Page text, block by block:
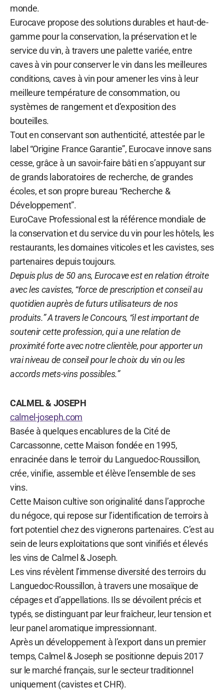
monde.
Eurocave propose des solutions durables et haut-de-
gamme pour la conservation, la préservation et le
service du vin, à travers une palette variée, entre
caves à vin pour conserver le vin dans les meilleures
conditions, caves à vin pour amener les vins à leur
meilleure température de consommation, ou
systèmes de rangement et d’exposition des
bouteilles.
Tout en conservant son authenticité, attestée par le
label “Origine France Garantie”, Eurocave innove sans
cesse, grâce à un savoir-faire bâti en s’appuyant sur
de grands laboratoires de recherche, de grandes
écoles, et son propre bureau “Recherche &
Développement”.
EuroCave Professional est la référence mondiale de
la conservation et du service du vin pour les hôtels, les
restaurants, les domaines viticoles et les cavistes, ses
partenaires depuis toujours.
Depuis plus de 50 ans, Eurocave est en relation étroite
avec les cavistes, “force de prescription et conseil au
quotidien auprès de futurs utilisateurs de nos
produits.” A travers le Concours, “il est important de
soutenir cette profession, qui a une relation de
proximité forte avec notre clientèle, pour apporter un
vrai niveau de conseil pour le choix du vin ou les
accords mets-vins possibles.”
CALMEL & JOSEPH
calmel-joseph.com
Basée à quelques encablures de la Cité de
Carcassonne, cette Maison fondée en 1995,
enracinée dans le terroir du Languedoc-Roussillon,
crée, vinifie, assemble et élève l’ensemble de ses
vins.
Cette Maison cultive son originalité dans l’approche
du négoce, qui repose sur l’identification de terroirs à
fort potentiel chez des vignerons partenaires. C’est au
sein de leurs exploitations que sont vinifiés et élevés
les vins de Calmel & Joseph.
Les vins révèlent l’immense diversité des terroirs du
Languedoc-Roussillon, à travers une mosaïque de
cépages et d’appellations. Ils se dévoilent précis et
typés, se distinguant par leur fraîcheur, leur tension et
leur panel aromatique impressionnant.
Après un développement à l’export dans un premier
temps, Calmel & Joseph se positionne depuis 2017
sur le marché français, sur le secteur traditionnel
uniquement (cavistes et CHR).